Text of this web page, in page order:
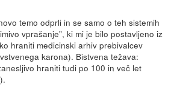
temo odprli in se samo o teh sistemih
vprašanje", ki mi je bilo postavljeno iz
hraniti medicinski arhiv prebivalcev
karona). Bistvena težava:
hraniti tudi po 100 in več let